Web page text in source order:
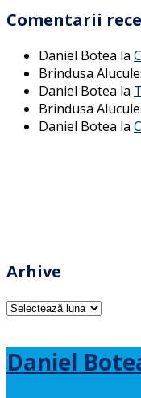
Comentarii
Daniel Botea la
Brindusa
Daniel Botea la
Brindusa
Daniel Botea la
Arhive
Arhive
Daniel